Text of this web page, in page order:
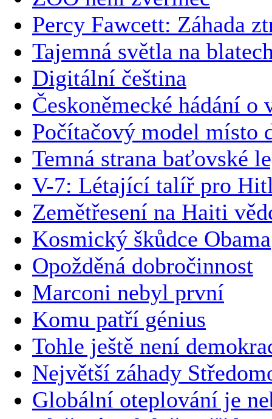
Percy Fawcett: Záhada
Tajemná světla na
Digitální čeština
Českoněmecké hádání
Počítačový model místo
Temná strana baťovské
V-7: Létající talíř pro
Zemětřesení na Haiti
Kosmický škůdce Obama
Opožděná dobročinnost
Marconi nebyl první
Komu patří génius
Tohle ještě není
Největší záhady
Globální oteplování je